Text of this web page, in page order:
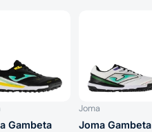
Gambeta
Joma
Joma Gambeta